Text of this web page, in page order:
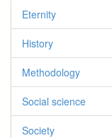
Eternity
History
Methodology
Social science
Society